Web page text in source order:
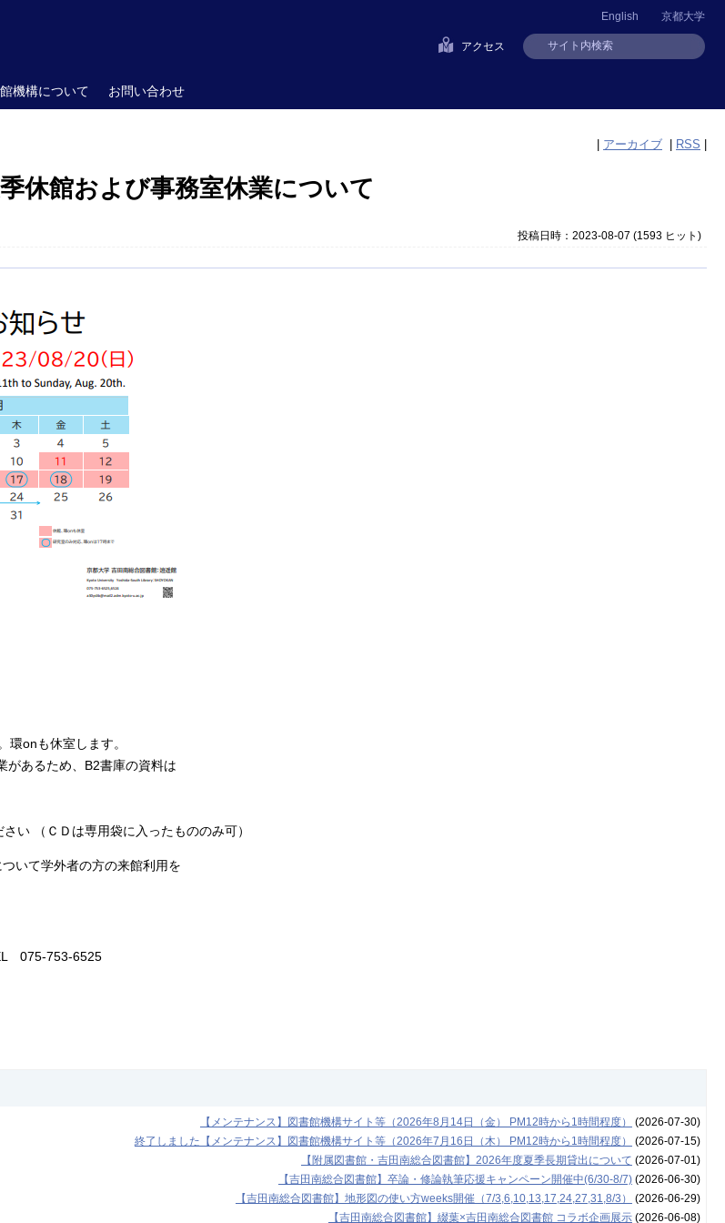
京都大学
English
アクセス
機構について お問い合わせ
| アーカイブ | RSS |
休館および事務室休業について
投稿日時：2023-08-07 (1593 ヒット )
onも休室します。
あるため、B2書庫の資料は
い （ＣＤは専用袋に入ったもののみ可）
いて学外者の方の来館利用を
075-753-6525
【メンテナンス】図書館機構サイト等（2026年8月14日（金） PM12時から1時間程度）
(2026-07-30)
終了しました【メンテナンス】図書館機構サイト等（2026年7月16日（木） PM12時から1時間程度）
(2026-07-15)
【附属図書館・吉田南総合図書館】2026年度夏季長期貸出について (2026-07-01)
【吉田南総合図書館】卒論・修論執筆応援キャンペーン開催中(6/30-8/7)(2026-06-30)
【吉田南総合図書館】地形図の使い方weeks開催（7/3,6,10,13,17,24,27,31,8/3）
(2026-06-29)
【吉田南総合図書館】綴葉×吉田南総合図書館 コラボ企画展示(2026-06-08)